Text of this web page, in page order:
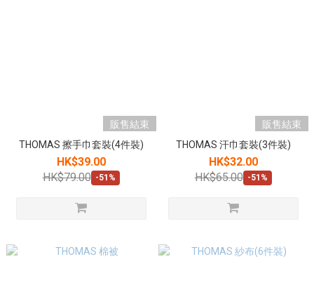
販售結束
THOMAS 擦手巾套裝(4件裝)
HK$39.00
HK$79.00 -51%
販售結束
THOMAS 汗巾套裝(3件裝)
HK$32.00
HK$65.00 -51%